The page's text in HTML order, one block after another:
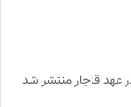
عهد قاجار منتشر شد